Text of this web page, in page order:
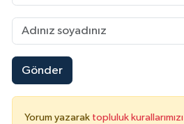
Gönder
Yorum yazarak topluluk kurallarımızı